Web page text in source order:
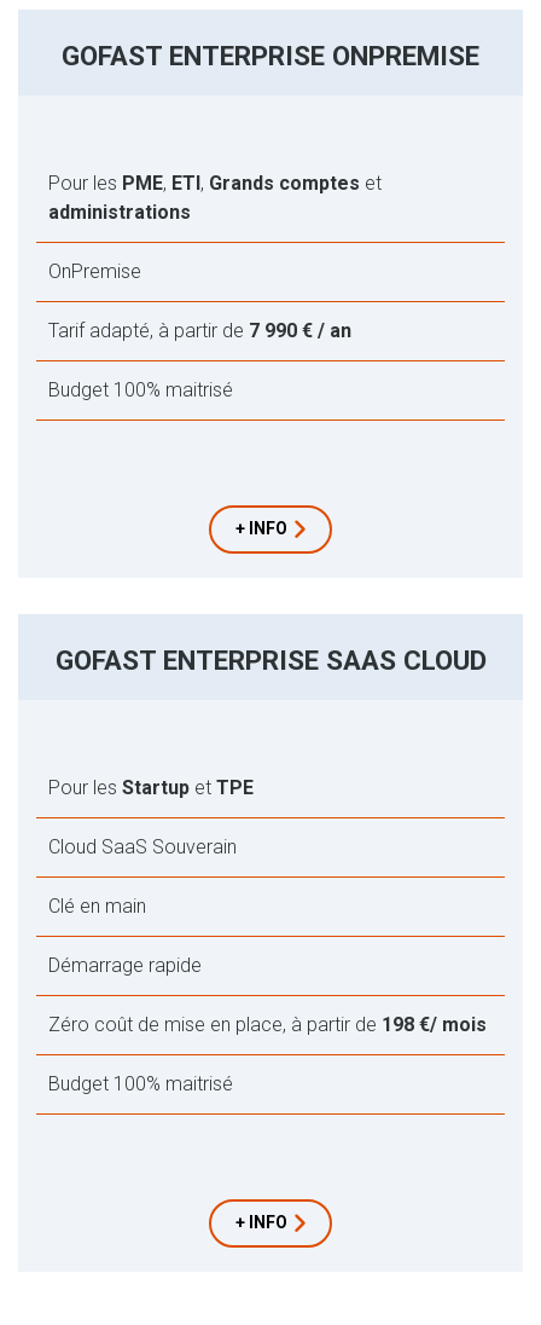
GOFAST ENTERPRISE ONPREMISE
Pour les PME, ETI, Grands comptes et
administrations
OnPremise
Tarif adapté, à partir de 7 990 € / an
Budget 100% maitrisé
+ INFO
GOFAST ENTERPRISE SAAS CLOUD
Pour les Startup et TPE
Cloud SaaS Souverain
Clé en main
Démarrage rapide
Zéro coût de mise en place, à partir de 198 €/ mois
Budget 100% maitrisé
+ INFO